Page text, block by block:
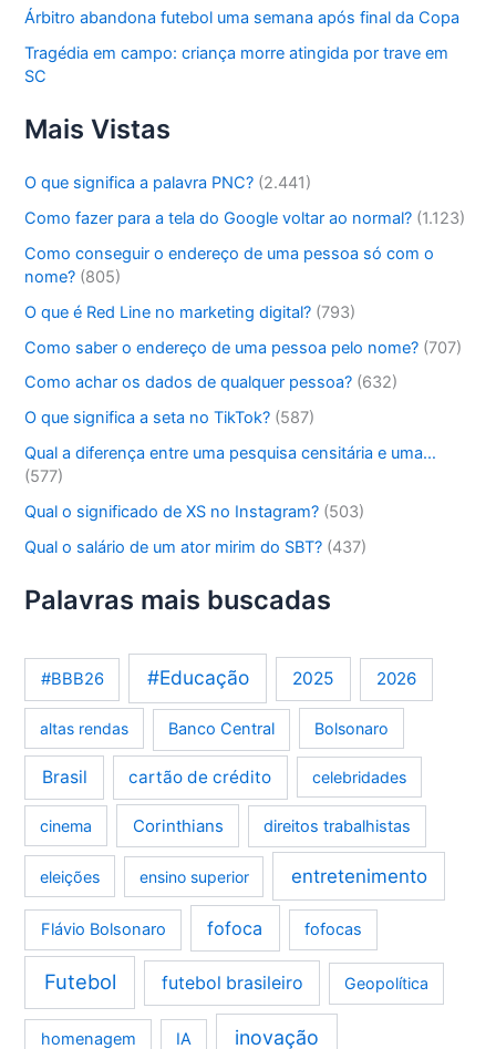
Árbitro abandona futebol uma semana após final da Copa
Tragédia em campo: criança morre atingida por trave em
SC
Mais Vistas
O que significa a palavra PNC? (2.441)
Como fazer para a tela do Google voltar ao normal? (1.123)
Como conseguir o endereço de uma pessoa só com o
nome? (805)
O que é Red Line no marketing digital? (793)
Como saber o endereço de uma pessoa pelo nome? (707)
Como achar os dados de qualquer pessoa? (632)
O que significa a seta no TikTok? (587)
Qual a diferença entre uma pesquisa censitária e uma…
(577)
Qual o significado de XS no Instagram? (503)
Qual o salário de um ator mirim do SBT? (437)
Palavras mais buscadas
#BBB26 #Educação 2025 2026
altas rendas Banco Central Bolsonaro
Brasil cartão de crédito celebridades
cinema Corinthians direitos trabalhistas
eleições ensino superior entretenimento
Flávio Bolsonaro fofoca fofocas
Futebol futebol brasileiro Geopolítica
homenagem IA inovação